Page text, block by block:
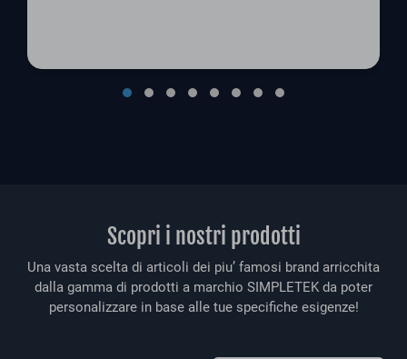
Scopri i nostri prodotti
Una vasta scelta di articoli dei piu’ famosi brand arricchita
dalla gamma di prodotti a marchio SIMPLETEK da poter
personalizzare in base alle tue specifiche esigenze!